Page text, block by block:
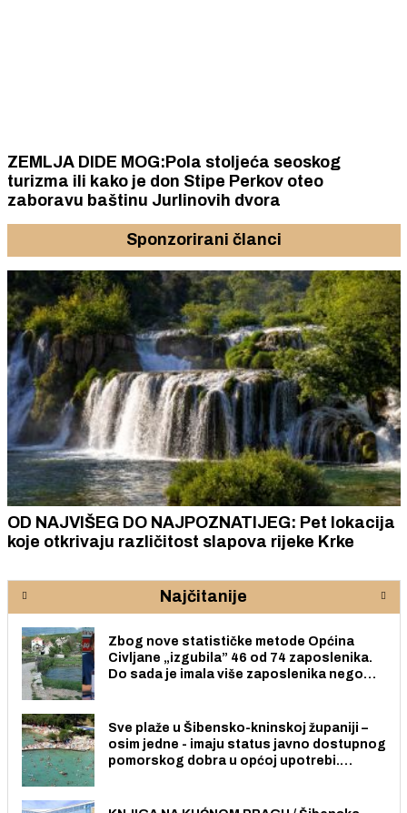
ZEMLJA DIDE MOG:Pola stoljeća seoskog
turizma ili kako je don Stipe Perkov oteo
zaboravu baštinu Jurlinovih dvora
Sponzorirani članci
OD NAJVIŠEG DO NAJPOZNATIJEG: Pet lokacija
koje otkrivaju različitost slapova rijeke Krke
Najčitanije
Zbog nove statističke metode Općina
Civljane „izgubila” 46 od 74 zaposlenika.
Do sada je imala više zaposlenika nego
Sve plaže u Šibensko-kninskoj županiji –
osim jedne - imaju status javno dostupnog
pomorskog dobra u općoj upotrebi.